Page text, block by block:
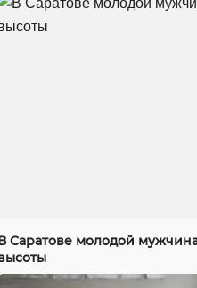
Саратове молодой